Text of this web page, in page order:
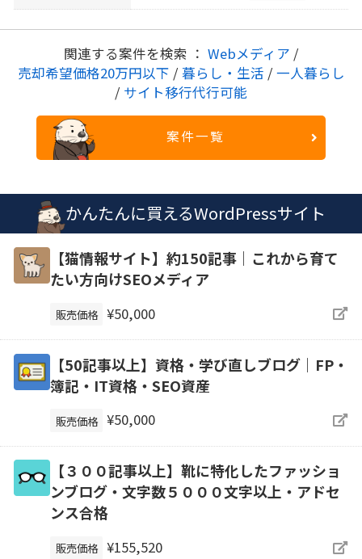
関連する案件を検索 ： Webメディア /
売却希望価格20万円以下 / 暮らし・生活 / 一人暮らし
/ サイト移行代行可能
案件一覧
かんたんに買えるWordPressサイト
【猫情報サイト】約150記事｜これから育て
たい方向けSEOメディア
販売価格 ¥50,000
【50記事以上】資格・学び直しブログ｜FP・
簿記・IT資格・SEO資産
販売価格 ¥50,000
【３００記事以上】靴に特化したファッショ
ンブログ・文字数５０００文字以上・アドセ
ンス合格
販売価格 ¥155,520